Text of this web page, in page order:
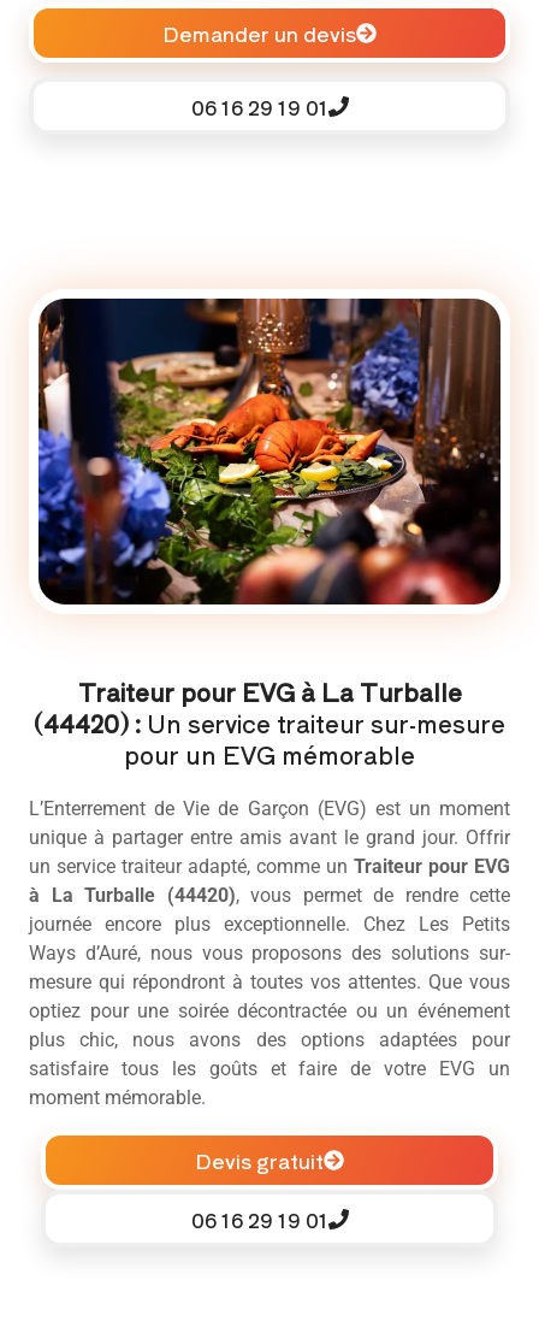
Demander un devis
06 16 29 19 01
Traiteur pour EVG à La Turballe
(44420) : Un service traiteur sur-mesure
pour un EVG mémorable
L’Enterrement de Vie de Garçon (EVG) est un moment
unique à partager entre amis avant le grand jour. Offrir
un service traiteur adapté, comme un Traiteur pour EVG
à La Turballe (44420), vous permet de rendre cette
journée encore plus exceptionnelle. Chez Les Petits
Ways d’Auré, nous vous proposons des solutions sur-
mesure qui répondront à toutes vos attentes. Que vous
optiez pour une soirée décontractée ou un événement
plus chic, nous avons des options adaptées pour
satisfaire tous les goûts et faire de votre EVG un
moment mémorable.
Devis gratuit
06 16 29 19 01